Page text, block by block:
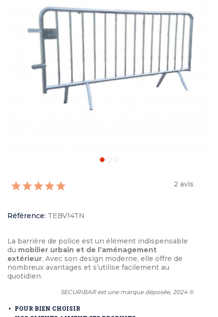
2 avis
Référence: TEBV14TN
La barrière de police est un élément indispensable
du mobilier urbain et de l’aménagement
extérieur. Avec son design moderne, elle offre de
nombreux avantages et s’utilise facilement au
quotidien.
SECURIBAR est une marque déposée, 2024 ®
POUR BIEN CHOISIR